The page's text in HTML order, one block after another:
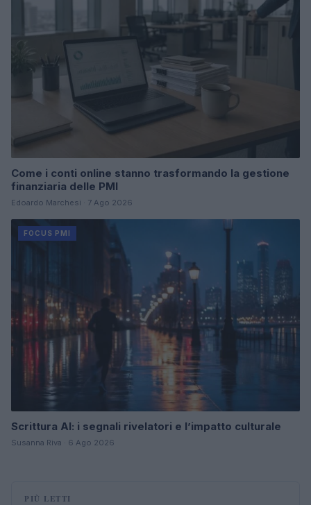
Come i conti online stanno trasformando la gestione
finanziaria delle PMI
Edoardo Marchesi · 7 Ago 2026
FOCUS PMI
Scrittura AI: i segnali rivelatori e l’impatto culturale
Susanna Riva · 6 Ago 2026
PIÙ LETTI